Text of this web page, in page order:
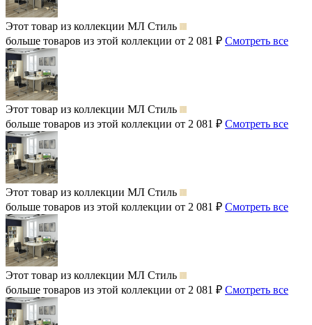
Этот товар из коллекции МЛ Стиль
больше товаров из этой коллекции от 2 081 ₽ Смотреть все
Этот товар из коллекции МЛ Стиль
больше товаров из этой коллекции от 2 081 ₽ Смотреть все
Этот товар из коллекции МЛ Стиль
больше товаров из этой коллекции от 2 081 ₽ Смотреть все
Этот товар из коллекции МЛ Стиль
больше товаров из этой коллекции от 2 081 ₽ Смотреть все